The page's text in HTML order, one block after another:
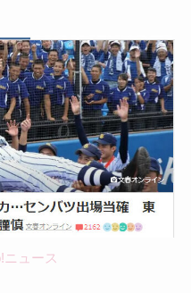
ニュース